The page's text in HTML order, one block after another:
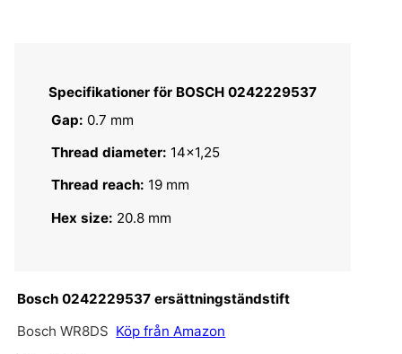
Specifikationer för BOSCH 0242229537
Gap: 0.7 mm
Thread diameter: 14x1,25
Thread reach: 19 mm
Hex size: 20.8 mm
Bosch 0242229537 ersättningständstift
Bosch WR8DS Köp från Amazon